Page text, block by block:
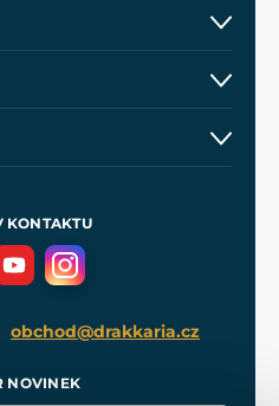
KONTAKTU
obchod@drakkaria.cz
NOVINEK